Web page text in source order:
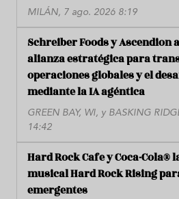
MILÁN, 7 ago. 2026 8:19
Schreiber Foods y Ascendion
alianza estratégica para
operaciones globales y el
mediante la IA agéntica
GREEN BAY, WI, y BASKING
14:42
Hard Rock Cafe y Coca-Cola®
musical Hard Rock Rising
emergentes